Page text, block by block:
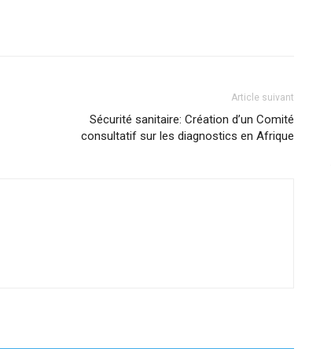
Article suivant
Sécurité sanitaire: Création d’un Comité
consultatif sur les diagnostics en Afrique